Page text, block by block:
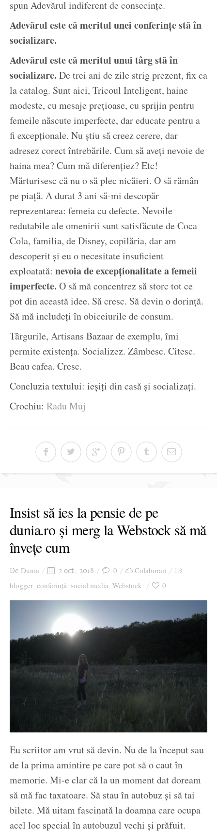
spun Adevărul indiferent de consecințe.
Adevărul este că meritul unei conferințe stă în
socializare.
Adevărul este că meritul unui târg stă în
socializare. De trei ani de zile strig prezent, fix ca
la catalog. Sunt aici, Tricoul Inteligent, haine
modeste, cu mesaje prețioase, cu sprijin pentru
femeile născute imperfecte, dar educate pentru a
fi excepționale. Nu știu să creez cerere, dar
adresez corect întrebările. Cum să aveți nevoie de
haina mea? Cum mă diferențiez? Etc!
Mărturisesc că nu o să plec nicăieri. O să rămân
pe piață. A durat 3 ani să-mi descopăr
reprezentarea: femeia cu defecte. Nevoile
redutabile ale omenirii sunt satisfăcute de Coca
Cola, familia, de Disney, copilăria, dar am
descoperit și eu o necesitate insuficient
exploatată: nevoia de excepționalitate a femeii
imperfecte. O să mă concentrez să storc tot ce
pot din această idee. Să cresc. Să devin o dorință.
Să mă includeți în obiceiurile de consum.
Târgurile, Artisans Bazaar de exemplu, îmi
permite existența. Socializez. Zâmbesc. Citesc.
Beau cafea. Cresc.
Concluzia textului: ieșiți din casă și socializați.
Crochiu: Radu Muj
Insist să ies la pensie de pe
dunia.ro și merg la Webstock să mă
învețe cum
De Dunia 2 oct., 2018 0
Colaborari
blogger conferință social media Webstock 0
Eu scriitor am vrut să devin. Nu de la început sau
de la prima amintire pe care pot să o caut în
memorie. Mi-e clar că la un moment dat doream
să mă fac taxatoare. Să stau în autobuz și să tai
bilete. Mă uitam fascinată la doamna care ocupa
acel loc special în autobuzul vechi și prăfuit.